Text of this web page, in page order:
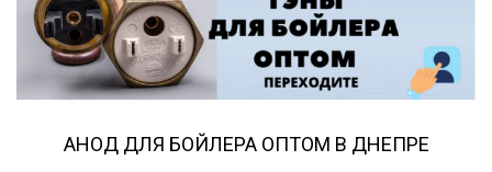
АНОД ДЛЯ БОЙЛЕРА ОПТОМ В ДНЕПРЕ